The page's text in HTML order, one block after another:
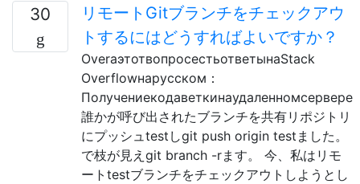
30
リモートGitブランチをチェックアウ
トするにはどうすればよいですか？
OverаэтотвопросестьответынаStack
Overflowнарусском：
Получениекодаветкинаудаленномсервере
誰かが呼び出されたブランチを共有リポジトリ
にプッシュtestしgit push origin testました。
で枝が見えgit branch -rます。 今、私はリモ
ートtestブランチをチェックアウトしようとし